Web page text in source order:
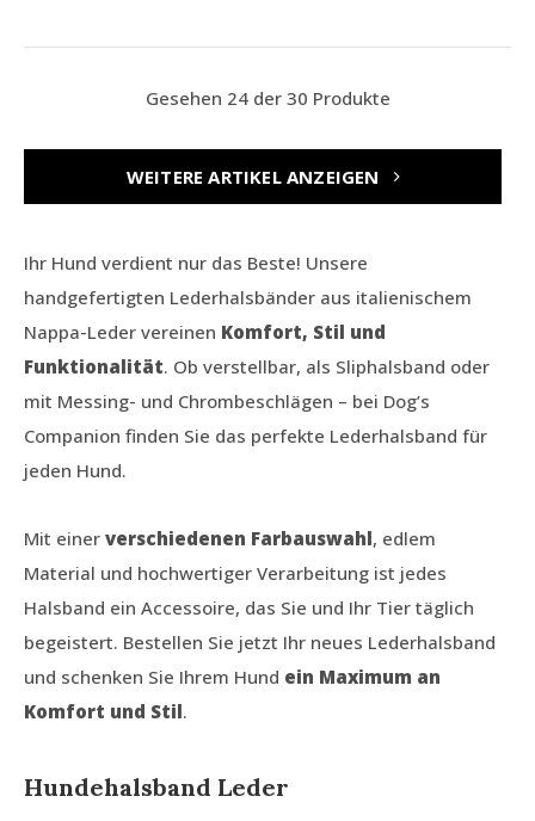
Gesehen 24 der 30 Produkte
WEITERE ARTIKEL ANZEIGEN
Ihr Hund verdient nur das Beste! Unsere
handgefertigten Lederhalsbänder aus italienischem
Nappa-Leder vereinen Komfort, Stil und
Funktionalität. Ob verstellbar, als Sliphalsband oder
mit Messing- und Chrombeschlägen – bei Dog’s
Companion finden Sie das perfekte Lederhalsband für
jeden Hund.
Mit einer verschiedenen Farbauswahl, edlem
Material und hochwertiger Verarbeitung ist jedes
Halsband ein Accessoire, das Sie und Ihr Tier täglich
begeistert. Bestellen Sie jetzt Ihr neues Lederhalsband
und schenken Sie Ihrem Hund ein Maximum an
Komfort und Stil.
Hundehalsband Leder